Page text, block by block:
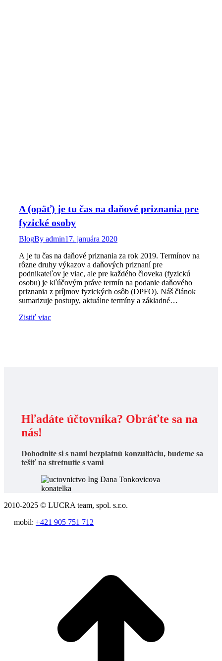
A (opäť) je tu čas na daňové priznania pre
fyzické osoby
BlogBy admin17. januára 2020
A je tu čas na daňové priznania za rok 2019. Termínov na
rôzne druhy výkazov a daňových priznaní pre
podnikateľov je viac, ale pre každého človeka (fyzickú
osobu) je kľúčovým práve termín na podanie daňového
priznania z príjmov fyzických osôb (DPFO). Náš článok
sumarizuje postupy, aktuálne termíny a základné…
Zistiť viac
Hľadáte účtovníka? Obráťte sa na
nás!
Dohodnite si s nami bezplatnú konzultáciu, budeme sa
tešiť na stretnutie s vami
2010-2025 © LUCRA team, spol. s.r.o.
mobil: +421 905 751 712